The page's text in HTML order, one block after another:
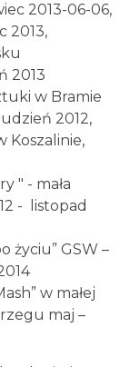
2013-06-06,
2013,
2013
w Bramie
2012,
Koszalinie,
" - mała
- listopad
życiu” GSW –
w małej
maj –